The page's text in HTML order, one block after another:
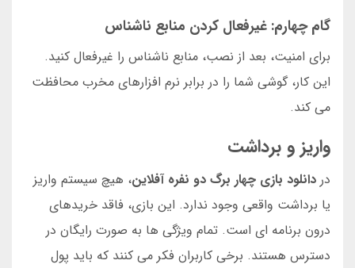
گام چهارم: غیرفعال کردن منابع ناشناس
برای امنیت، بعد از نصب، منابع ناشناس را غیرفعال کنید.
این کار، گوشی شما را در برابر نرم افزارهای مخرب محافظت
می کند.
واریز و برداشت
در دانلود بازی چهار برگ دو نفره آفلاین، هیچ سیستم واریز
یا برداشت واقعی وجود ندارد. این بازی، فاقد خریدهای
درون برنامه ای است. تمام ویژگی ها به صورت رایگان در
دسترس هستند. برخی کاربران فکر می کنند که باید پول